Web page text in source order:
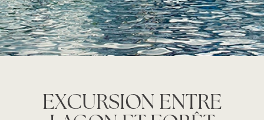
EXCURSION ENTRE